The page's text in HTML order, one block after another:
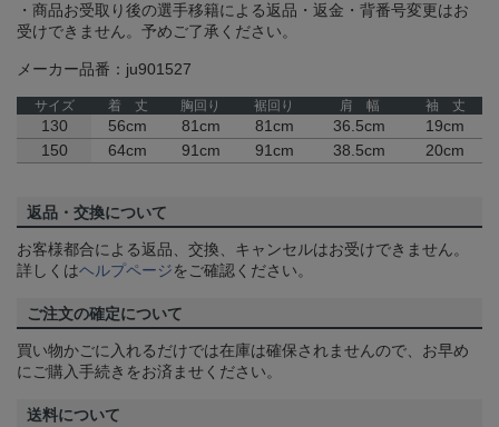
・商品お受取り後の選手移籍による返品・返金・背番号変更はお
受けできません。予めご了承ください。
メーカー品番：ju901527
サイズ 着 丈 胸回り 裾回り 肩 幅 袖 丈
130 56cm 81cm 81cm 36.5cm
19cm
150
64cm 91cm 91cm 38.5cm 20cm
返品・交換について
お客様都合による返品、交換、キャンセルはお受けできません。
詳しくはヘルプページをご確認ください。
ご注文の確定について
買い物かごに入れるだけでは在庫は確保されませんので、お早め
にご購入手続きをお済ませください。
送料について